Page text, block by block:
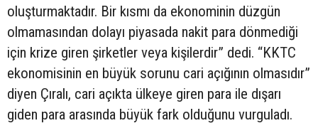
oluşturmaktadır. Bir kısmı da ekonominin düzgün
olmamasından dolayı piyasada nakit para dönmediği
için krize giren şirketler veya kişilerdir” dedi. “KKTC
ekonomisinin en büyük sorunu cari açığının olmasıdır”
diyen Çıralı, cari açıkta ülkeye giren para ile dışarı
giden para arasında büyük fark olduğunu vurguladı.